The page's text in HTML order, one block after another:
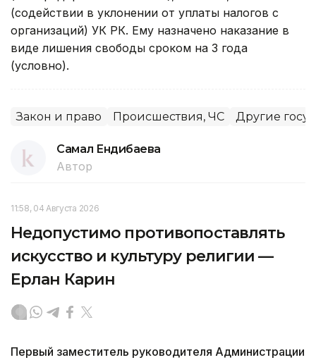
(содействии в уклонении от уплаты налогов с
организаций) УК РК. Ему назначено наказание в
виде лишения свободы сроком на 3 года
(условно).
Закон и право Происшествия, ЧС Другие
Самал Ендибаева
Автор
11:58, 04 Августа 2026
Недопустимо противопоставлять
искусство и культуру религии —
Ерлан Карин
Первый заместитель руководителя Администрации